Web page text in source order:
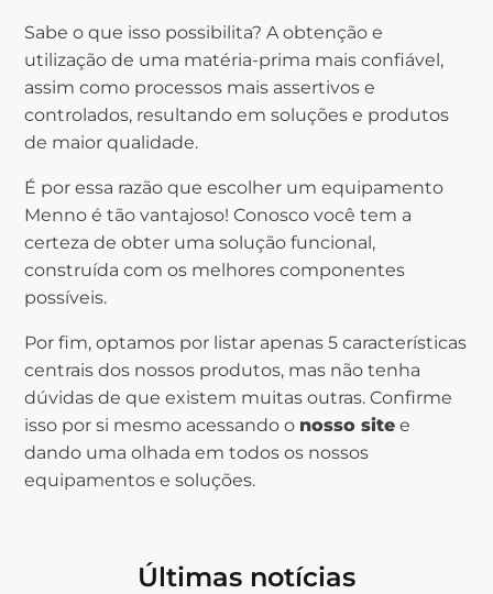
Sabe o que isso possibilita? A obtenção e
utilização de uma matéria-prima mais confiável,
assim como processos mais assertivos e
controlados, resultando em soluções e produtos
de maior qualidade.
É por essa razão que escolher um equipamento
Menno é tão vantajoso! Conosco você tem a
certeza de obter uma solução funcional,
construída com os melhores componentes
possíveis.
Por fim, optamos por listar apenas 5 características
centrais dos nossos produtos, mas não tenha
dúvidas de que existem muitas outras. Confirme
isso por si mesmo acessando o nosso site e
dando uma olhada em todos os nossos
equipamentos e soluções.
Últimas notícias